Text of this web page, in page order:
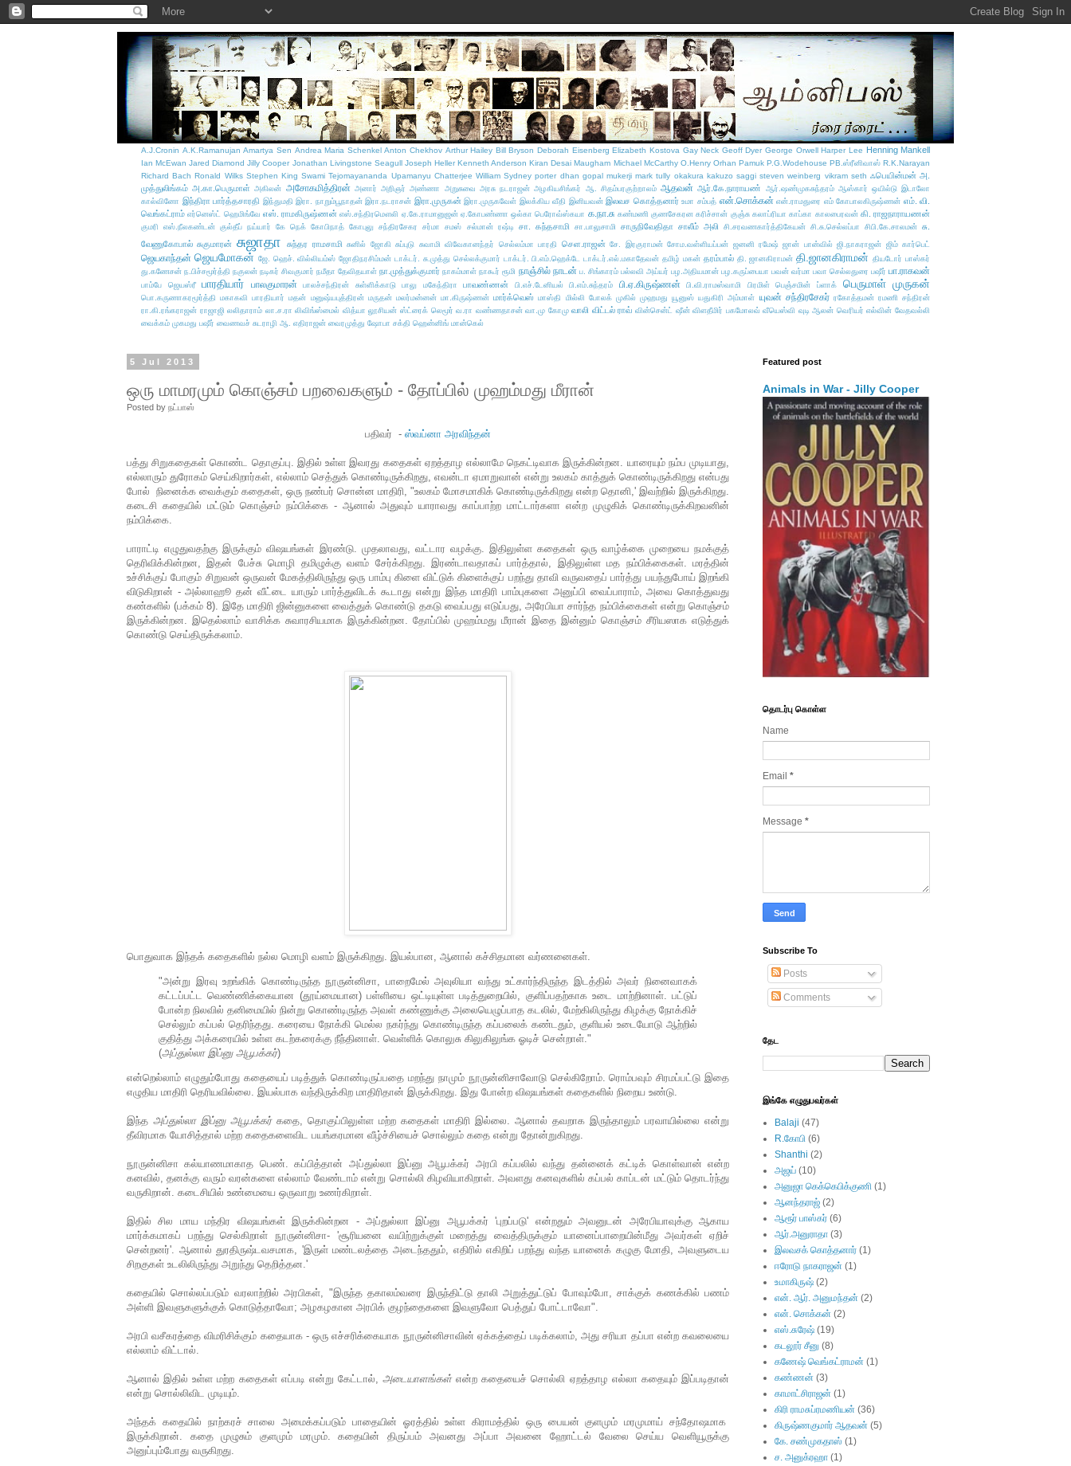
A.J.Cronin A.K.Ramanujan Amartya Sen Andrea Maria Schenkel Anton Chekhov Arthur Hailey Bill Bryson Deborah Eisenberg Elizabeth Kostova Gay Neck Geoff Dyer George Orwell Harper Lee Henning Mankell
Ian McEwan Jared Diamond Jilly Cooper Jonathan Livingstone Seagull Joseph Heller Kenneth Anderson Kiran Desai Maugham Michael McCarthy O.Henry Orhan Pamuk P.G.Wodehouse PB.ஸ்ரீனிவாஸ் R.K.Narayan
Richard Bach Ronald Wilks Stephen King Swami Tejomayananda Upamanyu Chatterjee William Sydney porter dhan gopal mukerji mark tully okakura kakuzo saggi steven weinberg vikram seth ஃபெயின்மன் அ.
முத்துலிங்கம் அ.கா.பெருமாள் அகிலன் அசோகமித்திரன் அனார் அறிஞர் அண்ணா அறுசுவை அரசு நடராஜன் அழகியசிங்கர் ஆ. சிதம்பரகுற்றாலம் ஆதவன் ஆர்.கே.நாராயண் ஆர்.ஷண்முகசுந்தரம் ஆஸ்கார் ஒயில்டு இடாலோ
கால்வினோ இந்திரா பார்த்தசாரதி இந்துமதி இரா. நாறும்பூநாதன் இரா.நடராசன் இரா.முருகன் இரா.முருகவேள் இலக்கிய வீதி இனியவன் இலவச கொத்தனார் உமா சம்பத் என்.சொக்கன் என்.ராமதுரை எம் கோபாலகிருஷ்ணன் எம். வி.
வெங்கட்ராம் எர்னெஸ்ட் ஹெமிங்வே எஸ். ராமகிருஷ்ணன் எஸ்.சந்திரமௌலி ஏ.கே.ராமானுஜன் ஏ.கோபண்ணா ஒல்கா பெரோவ்ஸ்கயா க.நா.சு கண்மணி குணசேகரன கரிச்சான் குஞ்சு கலாப்ரியா காப்கா காலபைரவன் கி. ராஜநாராயணன்
குமரி எஸ்.நீலகண்டன் குல்தீப் நய்யார் கே நெக் கோபிநாத் கோபுலு சந்திரசேகர சர்மா சமஸ் சல்மான் ரஷ்டி சா. கந்தசாமி சா.பாலுசாமி சாருநிவேதிதா சாலீம் அலி சி.சரவணகார்த்திகேயன் சி.சு.செல்லப்பா சிபி.கே.சாலமன் சு.
வேணுகோபால் சுகுமாரன் சுஜாதா சுந்தர ராமசாமி சுனில் ஜோகி சுப்புடு சுவாமி விவேகானந்தர் செல்லம்மா பாரதி செள.ராஜன் சே. இரகுராமன் சோம.வள்ளியப்பன் ஜனனி ரமேஷ் ஜான் பான்வில் ஜி.நாகராஜன் ஜிம் கார்பெட்
ஜெயகாந்தன் ஜெயமோகன் ஜே. ஹெச். வில்லியம்ஸ் ஜோதிநரசிம்மன் டாக்டர். சு.முத்து செல்லக்குமார் டாக்டர். பி.எம்.ஹெக்டே டாக்டர்.எல்.மகாதேவன் தமிழ் மகன் தரம்பால் தி. ஜானகிராமன் தி.ஜானகிராமன் தியடோர் பாஸ்கர்
து.கணேசன் ந.பிச்சமூர்த்தி நகுலன் நடிகர் சிவகுமார் நமீதா தேவிதயாள் நா.முத்துக்குமார் நாகம்மாள் நாகூர் ரூமி நாஞ்சில் நாடன் ப. சிங்காரம் பல்லவி அய்யர் பழ.அதியமான் பழ.கருப்பையா பவன் வர்மா பவா செல்லதுரை பஷீர் பா.ராகவன்
பாம்பே ஜெயஸ்ரீ பாரதியார் பாலகுமாரன் பாலச்சந்திரன் சுள்ளிக்காடு பாலு மகேந்திரா பாவண்ணன் பி.எச்.டேனியல் பி.எம்.சுந்தரம் பி.ஏ.கிருஷ்ணன் பி.வி.ராமஸ்வாமி பிரமிள் பெஞ்சமின் ப்ளாக் பெருமாள் முருகன்
பொ.கருணாகரமூர்த்தி மகாகவி பாரதியார் மதன் மனுஷ்யபுத்திரன் மருதன் மலர்மன்னன் மா.கிருஷ்ணன் மார்க்வெஸ் மாஸ்தி மில்லி போலக் முகில் முஹமது யூனுஸ் யதுகிரி அம்மாள் யுவன் சந்திரசேகர் ரகோத்தமன் ரமணி சந்திரன்
ரா.கி.ரங்கராஜன் ராஜாஜி லலிதாராம் லா.ச.ரா லிவிங்ஸ்மைல் வித்யா லூசியன் ஸ்ட்ரைக் லெமூர் வ.ரா வண்ணதாசன் வா.மு கோமு வாலி விட்டல் ராவ் வின்சென்ட் ஷீன் விளதீமிர் பகமோலவ் வீயெஸ்வி வுடி ஆலன் வெரியர் எல்வின் வேதவல்லி
வைக்கம் முகமது பஷீர் வைணவச் சுடராழி ஆ. எதிராஜன் வைரமுத்து ஷோபா சக்தி ஹென்னிங் மான்கெல்
5 Jul 2013
ஒரு மாமரமும் கொஞ்சம் பறவைகளும் - தோப்பில் முஹம்மது மீரான்
Posted by நட்பாஸ்
பதிவர் - ஸ்வப்னா அரவிந்தன்
பத்து சிறுகதைகள் கொண்ட தொகுப்பு. இதில் உள்ள இவரது கதைகள் ஏறத்தாழ எல்லாமே நெகட்டிவாக இருக்கின்றன. யாரையும் நம்ப முடியாது,
எல்லாரும் துரோகம் செய்கிறார்கள், எல்லாம் செத்துக் கொண்டிருக்கிறது, எவன்டா ஏமாறுவான் என்று உலகம் காத்துக் கொண்டிருக்கிறது என்பது
போல் நினைக்க வைக்கும் கதைகள், ஒரு நண்பர் சொன்ன மாதிரி, "உலகம் மோசமாகிக் கொண்டிருக்கிறது என்ற தொனி,' இவற்றில் இருக்கிறது.
கடைசி கதையில் மட்டும் கொஞ்சம் நம்பிக்கை - ஆனால் அதுவும் யாராவது காப்பாற்ற மாட்டார்களா என்ற முழுகிக் கொண்டிருக்கிறவனின்
நம்பிக்கை.
பாராட்டி எழுதுவதற்கு இருக்கும் விஷயங்கள் இரண்டு. முதலாவது, வட்டார வழக்கு. இதிலுள்ள கதைகள் ஒரு வாழ்க்கை முறையை நமக்குத்
தெரிவிக்கின்றன, இதன் பேச்சு மொழி தமிழுக்கு வளம் சேர்க்கிறது. இரண்டாவதாகப் பார்த்தால், இதிலுள்ள மத நம்பிக்கைகள். மரத்தின்
உச்சிக்குப் போகும் சிறுவன் ஒருவன் மேகத்திலிருந்து ஒரு பாம்பு கிளை விட்டுக் கிளைக்குப் பறந்து தாவி வருவதைப் பார்த்து பயந்துபோய் இறங்கி
விடுகிறான் - அல்லாஹூ தன் வீட்டை யாரும் பார்த்துவிடக் கூடாது என்று இந்த மாதிரி பாம்புகளை அனுப்பி வைப்பாராம், அவை கொத்துவது
கண்களில் (பக்கம் 8). இதே மாதிரி ஜின்னுகளை வைத்துக் கொண்டு தகடு வைப்பது எடுப்பது, அரேபியா சார்ந்த நம்பிக்கைகள் என்று கொஞ்சம்
இருக்கின்றன. இதெல்லாம் வாசிக்க சுவாரசியமாக இருக்கின்றன. தோப்பில் முஹம்மது மீரான் இதை இன்னும் கொஞ்சம் சீரியஸாக எடுத்துக்
கொண்டு செய்திருக்கலாம்.
பொதுவாக இந்தக் கதைகளில் நல்ல மொழி வளம் இருக்கிறது. இயல்பான, ஆனால் கச்சிதமான வர்ணனைகள்.
"அன்று இரவு உறங்கிக் கொண்டிருந்த நூருன்னிசா, பாறைமேல் அவுலியா வந்து உட்கார்ந்திருந்த இடத்தில் அவர் நினைவாகக்
கட்டப்பட்ட வெண்ணிக்கையான (தூய்மையான) பள்ளியை ஒட்டியுள்ள படித்துறையில், குளிப்பதற்காக உடை மாற்றினாள். பட்டுப்
போன்ற நிலவில் தனிமையில் நின்று கொண்டிருந்த அவள் கண்ணுக்கு அலையெழுப்பாத கடலில், மேற்கிலிருந்து கிழக்கு நோக்கிச்
செல்லும் கப்பல் தெரிந்தது. கரையை நோக்கி மெல்ல நகர்ந்து கொண்டிருந்த கப்பலைக் கண்டதும், குளியல் உடையோடு ஆற்றில்
குதித்து அக்கரையில் உள்ள கடற்கரைக்கு நீந்தினாள். வெள்ளிக் கொலுசு கிலுகிலுங்க ஓடிச் சென்றாள்."
(அப்துல்லா இப்னு அபூபக்கர்)
என்றெல்லாம் எழுதும்போது கதையைப் படித்துக் கொண்டிருப்பதை மறந்து நாமும் நூருன்னிசாவோடு செல்கிறோம். ரொம்பவும் சிரமப்பட்டு இதை
எழுதிய மாதிரி தெரியவில்லை. இயல்பாக வந்திருக்கிற மாதிரிதான் இருக்கிறது. இது போன்ற விஷயங்கள் கதைகளில் நிறைய உண்டு.
இந்த அப்துல்லா இப்னு அபூபக்கர்கதை, தொகுப்பிலுள்ள மற்ற கதைகள் மாதிரி இல்லை. ஆனால் தவறாக இருந்தாலும் பரவாயில்லை என்று
தீவிரமாக யோசித்தால் மற்ற கதைகளைவிட பயங்கரமான வீழ்ச்சியைச் சொல்லும் கதை என்று தோன்றுகிறது.
நூருன்னிசா கல்யாணமாகாத பெண். கப்பித்தான் அப்துல்லா இப்னு அபூபக்கர் அரபி கப்பலில் வந்து தன்னைக் கட்டிக் கொள்வான் என்ற
கனவில், தனக்கு வரும் வரன்களை எல்லாம் வேண்டாம் என்று சொல்லி கிழவியாகிறாள். அவளது கனவுகளில் கப்பல் காப்டன் மட்டும் தொடர்ந்து
வருகிறான். கடைசியில் உண்மையை ஒருவாறு உணர்கிறாள்.
இதில் சில மாய மந்திர விஷயங்கள் இருக்கின்றன - அப்துல்லா இப்னு அபூபக்கர் 'புறப்படு' என்றதும் அவனுடன் அரேபியாவுக்கு ஆகாய
மார்க்கமாகப் பறந்து செல்கிறாள் நூருன்னிசா- 'சூரியனை வயிற்றுக்குள் மறைத்து வைத்திருக்கும் யானைப்பாறையின்மீது அவர்கள் ஏறிச்
சென்றனர்'. ஆனால் துரதிருஷ்டவசமாக, 'இருள் மண்டலத்தை அடைந்ததும், எதிரில் எகிறிப் பறந்து வந்த யானைக் கழுகு மோதி, அவளுடைய
சிறகுகள் உடலிலிருந்து அறுந்து தெறித்தன.'
கதையில் சொல்லப்படும் வரலாற்றில் அரபிகள், "இருந்த தகாலம்வரை இருந்திட்டு தாலி அறுத்துட்டுப் போவும்போ, சாக்குக் கணக்கில் பணம்
அள்ளி இவளுகளுக்குக் கொடுத்தாவோ; அழகழகான அரபிக் குழந்தைகளை இவளுவோ பெத்துப் போட்டாவோ".
அரபி வசீகரத்தை விமரிசிக்கும் கதையாக - ஒரு எச்சரிக்கையாக நூருன்னிசாவின் ஏக்கத்தைப் படிக்கலாம், அது சரியா தப்பா என்ற கவலையை
எல்லாம் விட்டால்.
ஆனால் இதில் உள்ள மற்ற கதைகள் எப்படி என்று கேட்டால்,அடையாளங்கள் என்ற கதையைச் சொல்லி ஏறத்தாழ எல்லா கதையும் இப்படிதான்
என்று சொல்லிவிட முடியும்.
அந்தக் கதையில் நாற்கரச் சாலை அமைக்கப்படும் பாதையின் ஓரத்தில் உள்ள கிராமத்தில் ஒரு பையன் குளமும் மரமுமாய் சந்தோஷமாக
இருக்கிறான். கதை முழுசும் குளமும் மரமும். கதையின் திருப்பம் அவனது அப்பா அவனை ஹோட்டல் வேலை செய்ய வெளியூருக்கு
அனுப்பும்போது வருகிறது.
Featured post
Animals in War - Jilly Cooper
தொடர்பு கொள்ள
Name
Email *
Message *
Subscribe To
Posts
Comments
தேட
இங்கே எழுதுபவர்கள்
Balaji (47)
R.கோபி (6)
Shanthi (2)
அஜய் (10)
அனுஜா கெக்கெபிக்குணி (1)
ஆனந்தராஜ் (2)
ஆரூர் பாஸ்கர் (6)
ஆர்.அனுராதா (3)
இலவசக் கொத்தனார் (1)
ஈரோடு நாகராஜன் (1)
உமாகிருஷ் (2)
என். ஆர். அனுமந்தன் (2)
என். சொக்கன் (2)
எஸ்.சுரேஷ் (19)
கடலூர் சீனு (8)
கணேஷ் வெங்கட்ராமன் (1)
கண்ணன் (3)
காமாட்சிராஜன் (1)
கிரி ராமசுப்ரமணியன் (36)
கிருஷ்ணகுமார் ஆதவன் (5)
கே. சண்முகதாஸ் (1)
ச. அனுக்ரஹா (1)